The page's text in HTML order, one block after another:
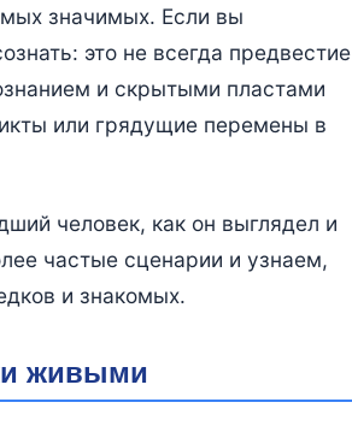
значимых. Если вы
это не всегда предвестие
и скрытыми пластами
или грядущие перемены в
человек, как он выглядел и
частые сценарии и узнаем,
и знакомых.
живыми